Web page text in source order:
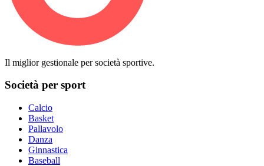
Il miglior gestionale per società sportive.
Società per sport
Calcio
Basket
Pallavolo
Danza
Ginnastica
Baseball